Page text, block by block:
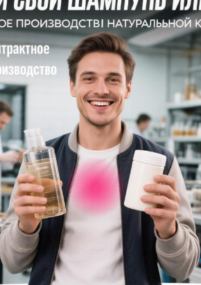
Ваш электронный адрес не будет опубликован.